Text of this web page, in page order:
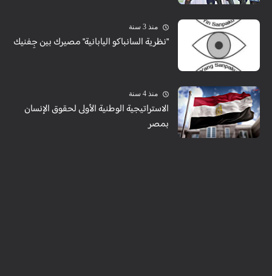
منذ 3 سنة
"نظرية السانباكو اليابانية" مصيرك بين جِفنيك
منذ 4 سنة
الاستراتيجية الوطنية الأولى لحقوق الإنسان
بمصر